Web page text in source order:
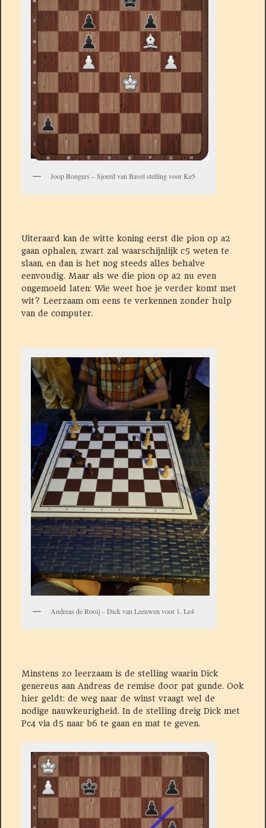
Joop Bongers – Sjoerd van Bavel stelling voor Ke5
Uiteraard kan de witte koning eerst die pion op a2
gaan ophalen, zwart zal waarschijnlijk c5 weten te
slaan, en dan is het nog steeds alles behalve
eenvoudig. Maar als we die pion op a2 nu even
ongemoeid laten: Wie weet hoe je verder komt met
wit? Leerzaam om eens te verkennen zonder hulp
van de computer.
Andreas de Rooij – Dick van Leeuwen voor 1. Le4
Minstens zo leerzaam is de stelling waarin Dick
genereus aan Andreas de remise door pat gunde. Ook
hier geldt: de weg naar de winst vraagt wel de
nodige nauwkeurigheid. In de stelling dreig Dick met
Pc4 via d5 naar b6 te gaan en mat te geven.